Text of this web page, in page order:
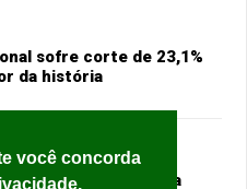
você concorda
sofre corte de 23,1%
da história
terça reunião para